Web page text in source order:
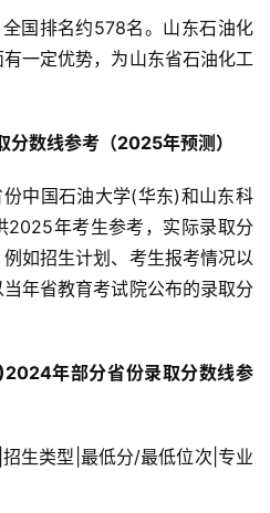
全国排名约578名。山东石油化
一定优势，为山东省石油化工
分数线参考（2025年预测）
2025年考生参考，实际录取分
如招生计划、考生报考情况以
年省教育考试院公布的录取分
年部分省份录取分数线参